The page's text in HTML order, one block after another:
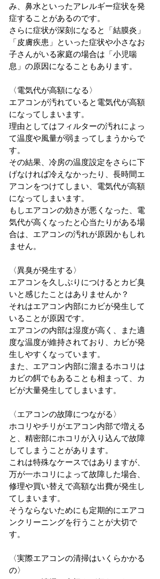
み、鼻水といったアレルギー症状を発
症することがあるのです。
さらに症状が深刻になると「結膜炎」
「皮膚疾患」といった症状や小さなお
子さんがいる家庭の場合は「小児喘
息」の原因になることもあります。
〈電気代が高額になる〉
エアコンが汚れていると電気代が高額
になってしまいます。
理由としてはフィルターの汚れによっ
て温度や風量が弱まってしまうからで
す。
その結果、冷房の温度設定をさらに下
げなければ冷えなかったり、長時間エ
アコンをつけてしまい、電気代が高額
になってしまいます。
もしエアコンの効きが悪くなった、電
気代が高くなったと心当たりがある場
合は、エアコンの汚れが原因かもしれ
ません。
〈異臭が発生する〉
エアコンを久しぶりにつけるとカビ臭
いと感じたことはありませんか？
それはエアコン内部にカビが発生して
いることが原因です。
エアコンの内部は湿度が高く、また適
度な温度が維持されており、カビが発
生しやすくなっています。
また、エアコン内部に溜まるホコリは
カビの餌でもあることも相まって、カ
ビが大量発生してしまいます。
〈エアコンの故障につながる〉
ホコリやチリがエアコン内部で増える
と、精密部にホコリが入り込んで故障
してしまうことがあります。
これは特殊なケースではありますが、
万が一ホコリによって故障した場合、
修理や買い替えで高額な出費が発生し
てしまいます。
そうならないためにも定期的にエアコ
ンクリーニングを行うことが大切で
す。
〈実際エアコンの清掃はいくらかかる
の〉